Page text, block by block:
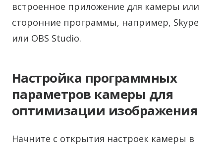
встроенное приложение для камеры или
сторонние программы, например, Skype
или OBS Studio.
Настройка программных
параметров камеры для
оптимизации изображения
Начните с открытия настроек камеры в